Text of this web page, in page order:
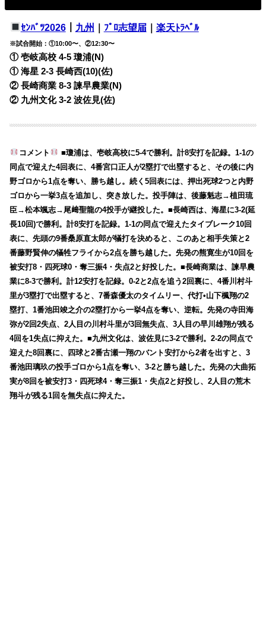
ｾﾝﾊﾞﾂ2026｜ 九州 ﾌﾟﾛ志望届｜ 楽天ﾄﾗﾍﾞﾙ
※試合開始：①10:00〜、②12:30〜
① 壱岐高校 4-5瓊浦(N)
① 海星 2-3長崎西(10)(佐)
② 長崎商業 8-3諫早農業(N)
② 九州文化 3-2波佐見(佐)
コメント
■瓊浦は、壱岐高校に5-4で勝利。計8安打を記録。1-1の
同点で迎えた4回表に、4番宮口正人が2塁打で出塁すると、その後に内
野ゴロから1点を奪い、勝ち越し。続く5回表には、押出死球2つと内野
ゴロから一挙3点を追加し、突き放した。投手陣は、後藤魁志→植田琉
臣→松本颯志→尾﨑聖龍の4投手が継投した。■長崎西は、海星に3-2(延
長10回)で勝利。計8安打を記録。1-1の同点で迎えたタイブレーク10回
表に、先頭の9番桑原直太郎が犠打を決めると、このあと相手失策と2
番藤野賢伸の犠牲フライから2点を勝ち越した。先発の熊寛生が10回を
被安打8・四死球0・奪三振4・失点2と好投した。■長崎商業は、諫早農
業に8-3で勝利。計12安打を記録。0-2と2点を追う2回裏に、4番川村斗
里が3塁打で出塁すると、7番森優太のタイムリー、代打•山下楓翔の2
塁打、1番池田竣之介の2塁打から一挙4点を奪い、逆転。先発の寺田海
弥が2回2失点、2人目の川村斗里が3回無失点、3人目の早川雄翔が残る
4回を1失点に抑えた。■九州文化は、波佐見に3-2で勝利。2-2の同点で
迎えた8回裏に、四球と2番古瀬一翔のバント安打から2者を出すと、3
番池田璃玖の投手ゴロから1点を奪い、3-2と勝ち越した。先発の大曲拓
実が8回を被安打3・四死球4・奪三振1・失点2と好投し、2人目の荒木
翔斗が残る1回を無失点に抑えた。